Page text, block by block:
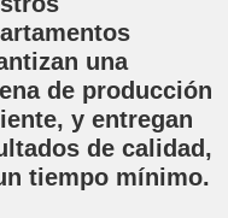
una
de producción
y entregan
de calidad,
tiempo mínimo.